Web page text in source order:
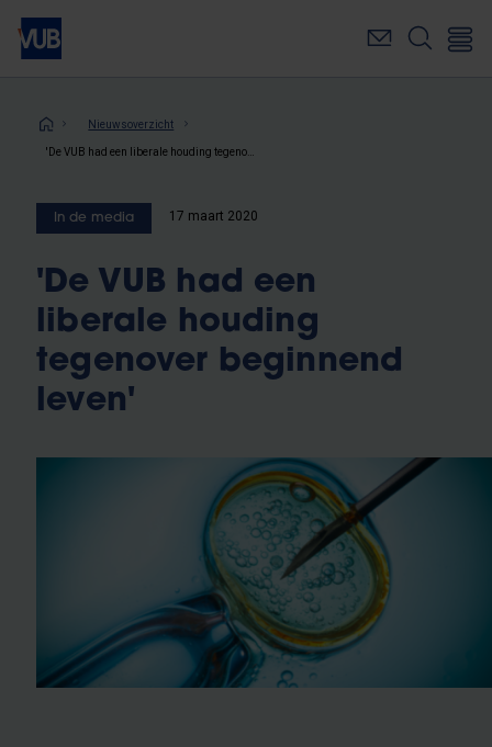
Overslaan
naar
inhoudKruimelpad
Nieuwsoverzicht
In de media 17 maart 2020
'De VUB had een
liberale houding
tegenover beginnend
leven'